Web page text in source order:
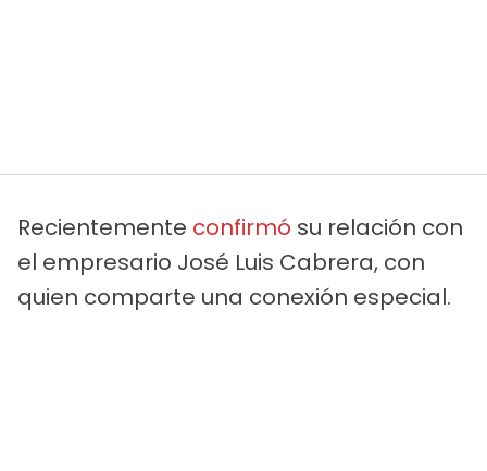
Recientemente confirmó su relación con
el empresario José Luis Cabrera, con
quien comparte una conexión especial.